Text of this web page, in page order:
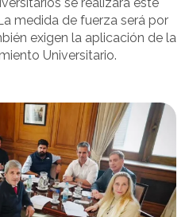
se realizará este
medida de fuerza será por
exigen la aplicación de la
Universitario.